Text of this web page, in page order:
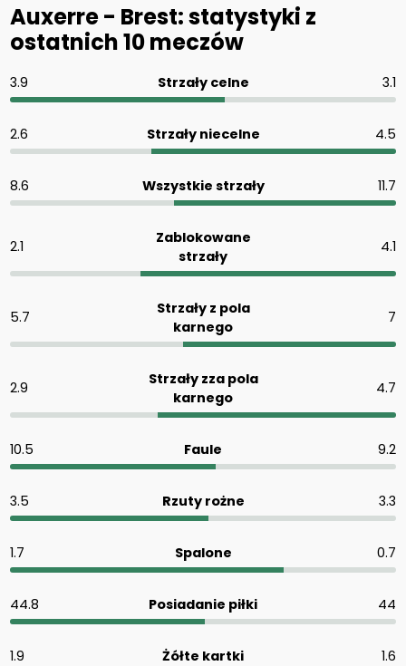
Auxerre - Brest: statystyki z
ostatnich 10 meczów
3.9 Strzały celne 3.1
2.6 Strzały niecelne 4.5
8.6 Wszystkie strzały 11.7
2.1
Zablokowane
strzały
4.1
5.7
Strzały z pola
karnego
7
2.9
Strzały zza pola
karnego
4.7
10.5 Faule 9.2
3.5 Rzuty rożne 3.3
1.7 Spalone 0.7
44.8 Posiadanie piłki 44
1.9 Żółte kartki 1.6